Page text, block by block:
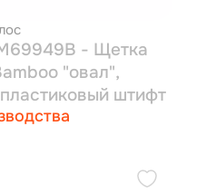
- Щетка
"овал",
штифт